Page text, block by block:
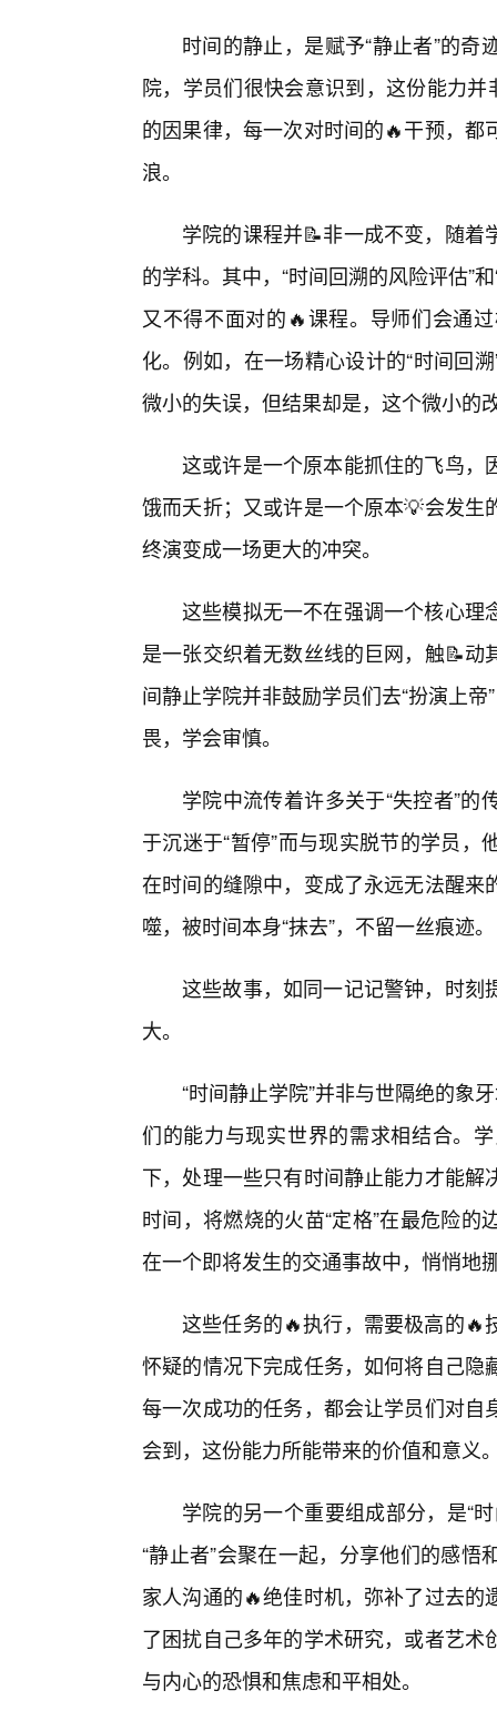
时间的静止，是赋予“静止者”的
院，学员们很快会意识到，这份能力
的因果律，每一次对时间的🔥干预，
浪。
学院的课程并📝非一成不变，随
的学科。其中，“时间回溯的风险评估”
又不得不面对的🔥课程。导师们会通
化。例如，在一场精心设计的“时间回
微小的失误，但结果却是，这个微小的
这或许是一个原本能抓住的飞鸟，
饿而夭折；又或许是一个原本💡会发
终演变成一场更大的冲突。
这些模拟无一不在强调一个核心理
是一张交织着无数丝线的巨网，触📝
间静止学院并非鼓励学员们去“扮演上
畏，学会审慎。
学院中流传着许多关于“失控者”
于沉迷于“暂停”而与现实脱节的学员
在时间的缝隙中，变成了永远无法醒
噬，被时间本身“抹去”，不留一丝痕迹。
这些故事，如同一记记警钟，时刻
大。
“时间静止学院”并非与世隔绝的象
们的能力与现实世界的需求相结合。
下，处理一些只有时间静止能力才能
时间，将燃烧的火苗“定格”在最危险
在一个即将发生的交通事故中，悄悄地
这些任务的🔥执行，需要极高的🔥
怀疑的情况下完成任务，如何将自己
每一次成功的任务，都会让学员们对
会到，这份能力所能带来的价值和意义
学院的另一个重要组成部分，是“
“静止者”会聚在一起，分享他们的感
家人沟通的🔥绝佳时机，弥补了过去
了困扰自己多年的学术研究，或者艺
与内心的恐惧和焦虑和平相处。